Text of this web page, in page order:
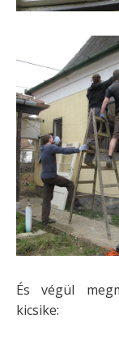
És végül
kicsike: